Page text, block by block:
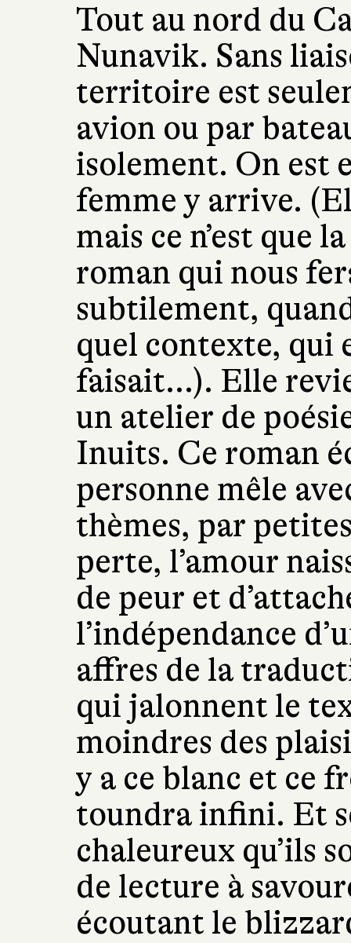
Tout au nord du
Nunavik. Sans
territoire est
avion ou par
isolement. On est
femme y arrive.
mais ce n’est que
roman qui nous
subtilement,
quel contexte, qui
faisait...). Elle
un atelier de
Inuits. Ce roman
personne mêle
thèmes, par
perte, l’amour
de peur et
l’indépendance
affres de la
qui jalonnent le
moindres des
y a ce blanc et ce
toundra infini. Et
chaleureux qu’ils
de lecture à
écoutant le